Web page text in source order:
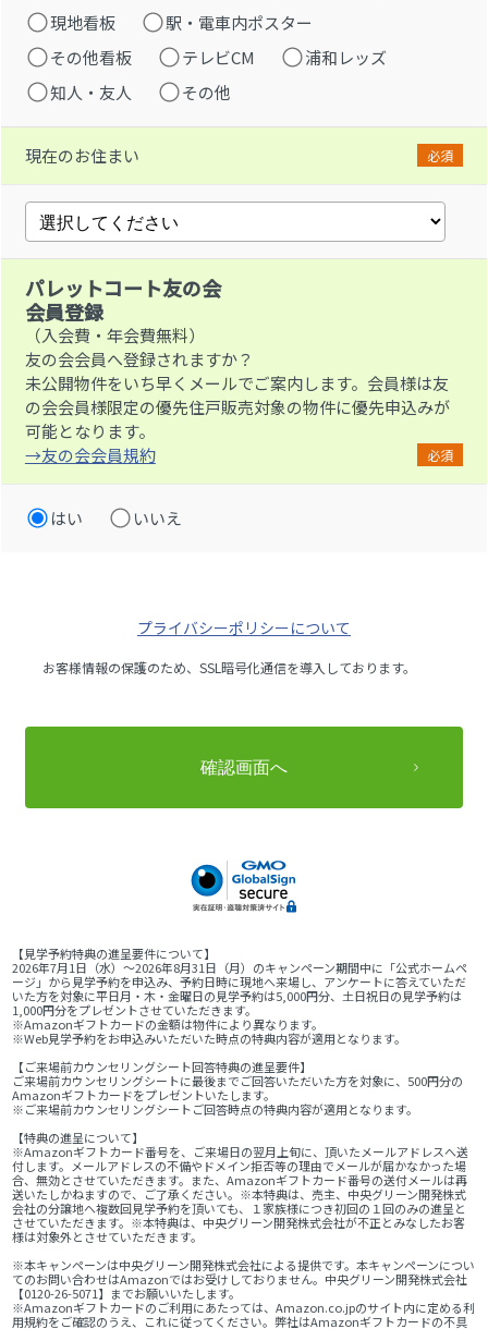
現地看板
駅・電車内ポスター
その他看板
テレビCM
浦和レッズ
知人・友人
その他
現在のお住まい 必須
パレットコート友の会
会員登録
（入会費・年会費無料）
友の会会員へ登録されますか？
未公開物件をいち早くメールでご案内します。会員様は友
の会会員様限定の優先住戸販売対象の物件に優先申込みが
可能となります。
→友の会会員規約
必須
はい いいえ
プライバシーポリシーについて
お客様情報の保護のため、SSL暗号化通信を導入しております。
【見学予約特典の進呈要件について】
2026年7月1日（水）～2026年8月31日（月）のキャンペーン期間中に「公式ホームペ
ージ」から見学予約を申込み、予約日時に現地へ来場し、アンケートに答えていただ
いた方を対象に平日月・木・金曜日の見学予約は5,000円分、土日祝日の見学予約は
1,000円分をプレゼントさせていただきます。
※Amazonギフトカードの金額は物件により異なります。
※Web見学予約をお申込みいただいた時点の特典内容が適用となります。
【ご来場前カウンセリングシート回答特典の進呈要件】
ご来場前カウンセリングシートに最後までご回答いただいた方を対象に、500円分の
Amazonギフトカードをプレゼントいたします。
※ご来場前カウンセリングシートご回答時点の特典内容が適用となります。
【特典の進呈について】
※Amazonギフトカード番号を、ご来場日の翌月上旬に、頂いたメールアドレスへ送
付します。メールアドレスの不備やドメイン拒否等の理由でメールが届かなかった場
合、無効とさせていただきます。また、Amazonギフトカード番号の送付メールは再
送いたしかねますので、ご了承ください。※本特典は、売主、中央グリーン開発株式
会社の分譲地へ複数回見学予約を頂いても、１家族様につき初回の１回のみの進呈と
させていただきます。※本特典は、中央グリーン開発株式会社が不正とみなしたお客
様は対象外とさせていただきます。
※本キャンペーンは中央グリーン開発株式会社による提供です。本キャンペーンについ
てのお問い合わせはAmazonではお受けしておりません。中央グリーン開発株式会社
【0120-26-5071】までお願いいたします。
※Amazonギフトカードのご利用にあたっては、Amazon.co.jpのサイト内に定める利
用規約をご確認のうえ、これに従ってください。弊社はAmazonギフトカードの不具